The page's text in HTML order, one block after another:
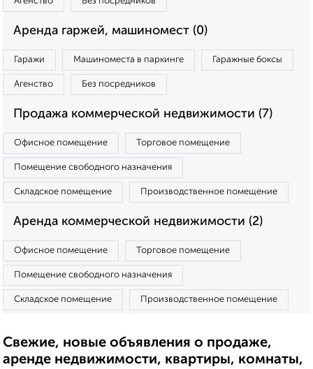
Аренда гаржей, машиномест (0)
Гаражи Машиноместа в паркинге Гаражные боксы
Агенство Без посредников
Продажа коммерческой недвижимости (7)
Офисное помещение Торговое помещение
Помещение свободного назначения
Складское помещение Производственное помещение
Аренда коммерческой недвижимости (2)
Офисное помещение Торговое помещение
Помещение свободного назначения
Складское помещение Производственное помещение
Свежие, новые объявления о продаже,
аренде недвижимости, квартиры, комнаты,